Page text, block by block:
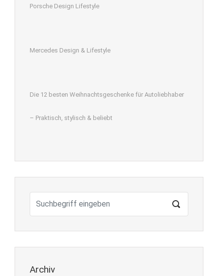
Porsche Design Lifestyle
Mercedes Design & Lifestyle
Die 12 besten Weihnachtsgeschenke für Autoliebhaber
– Praktisch, stylisch & beliebt
Archiv